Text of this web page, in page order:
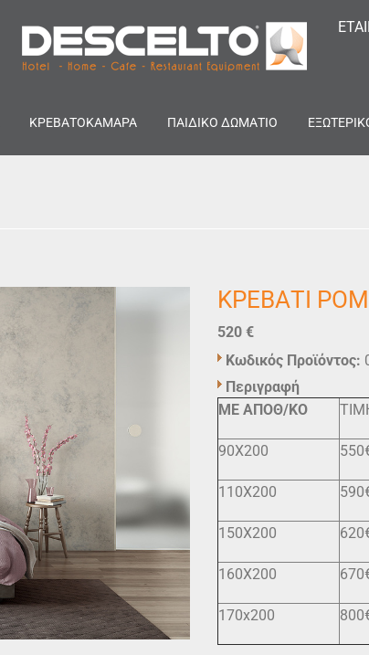
ΚΡΕΒΑΤΟΚΑΜΑΡΑ ΠΑΙΔΙΚΟ ΔΩΜΑΤΙΟ
ΚΡΕΒΑΤΙ
520 €
Κωδικός Προϊόντος:
Περιγραφή
ΜΕ ΑΠΟΘ/ΚΟ
90X200
110X200
150Χ200
160Χ200
170x200